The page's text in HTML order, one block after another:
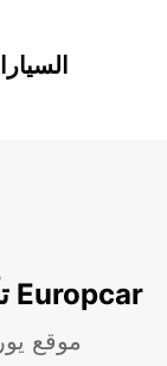
تأجير السيارات في أبو ظبي مع Europcar
موقع